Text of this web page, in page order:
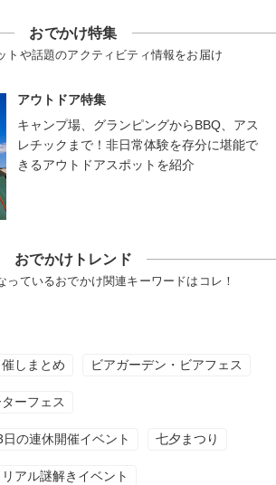
おでかけ特集
トや話題のアクティビティ情報をお届け
アウトドア特集
キャンプ場、グランピングからBBQ、アス
レチックまで！非日常体験を存分に堪能で
きるアウトドアスポットを紹介
おでかけトレンド
っているおでかけ関連キーワードはコレ！
しまとめ ビアガーデン・ビアフェス
ーフェス
の連休開催イベント 七夕まつり
リアル謎解きイベント